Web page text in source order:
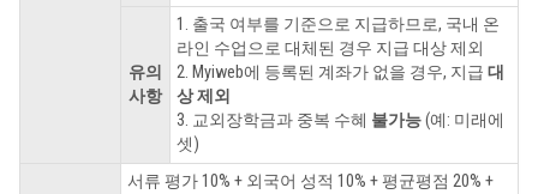
유의
사항
1. 출국 여부를 기준으로 지급하므로, 국내 온
라인 수업으로 대체된 경우 지급 대상 제외
2. Myiweb에 등록된 계좌가 없을 경우, 지급 대
상 제외
3. 교외장학금과 중복 수혜 불가능(예: 미래에
셋)
서류 평가 10% + 외국어 성적 10% + 평균평점 20% +